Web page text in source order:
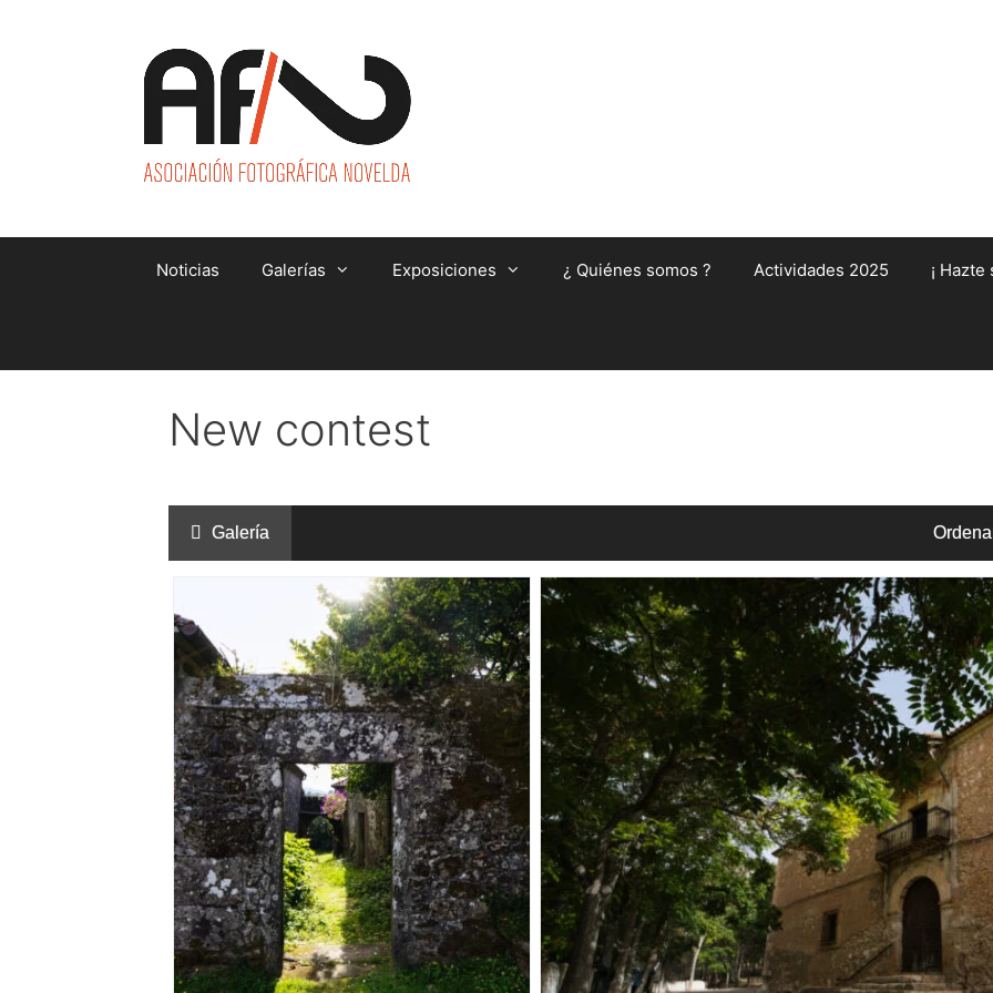
Noticias Galerías Exposiciones ¿ Quiénes somos ? Actividades 2025 ¡
New contest
Galería